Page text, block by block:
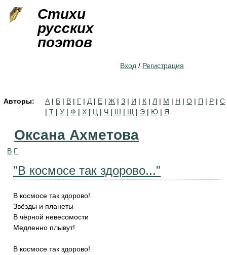
Стихи
русских
поэтов
Вход / Регистрация
Авторы: А | Б | В | Г | Д | Е | Ж | З | И | К | Л | М | Н | О | П | Р | С
| Т | У | Ф | Х | Ц | Ч | Ш | Щ | Э | Ю | Я
Оксана Ахметова
В Г
"В космосе так здорово..."
В космосе так здорово!
Звёзды и планеты
В чёрной невесомости
Медленно плывут!
В космосе так здорово!